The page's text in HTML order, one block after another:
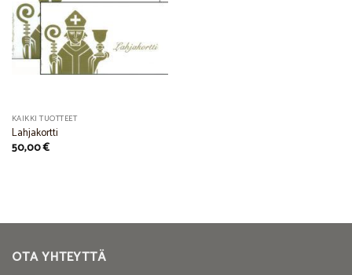
KAIKKI TUOTTEET
Lahjakortti
50,00€
OTA YHTEYTTÄ